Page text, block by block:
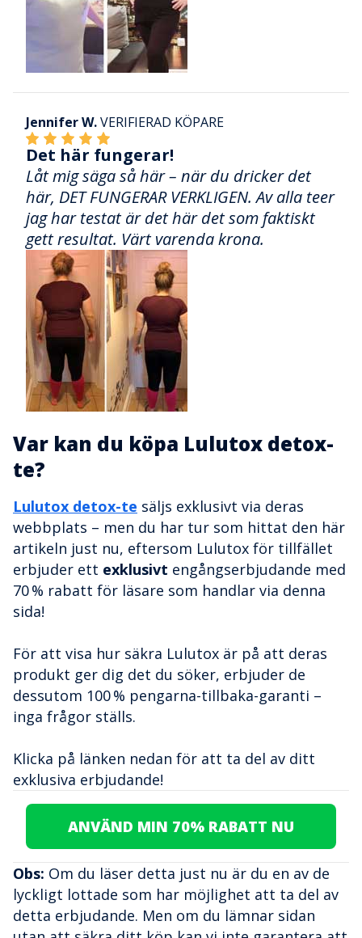
Jennifer W.VERIFIERAD KÖPARE
Det här fungerar!
Låt mig säga så här – när du dricker det
här, DET FUNGERAR VERKLIGEN. Av alla teer
jag har testat är det här det som faktiskt
gett resultat. Värt varenda krona.
Var kan du köpa Lulutox detox-
te?
Lulutox detox-te säljs exklusivt via deras
webbplats – men du har tur som hittat den här
artikeln just nu, eftersom Lulutox för tillfället
erbjuder ett exklusivt engångserbjudande med
70 % rabatt för läsare som handlar via denna
sida!
För att visa hur säkra Lulutox är på att deras
produkt ger dig det du söker, erbjuder de
dessutom 100 % pengarna-tillbaka-garanti –
inga frågor ställs.
Klicka på länken nedan för att ta del av ditt
exklusiva erbjudande!
ANVÄND MIN 70% RABATT NU
Obs: Om du läser detta just nu är du en av de
lyckligt lottade som har möjlighet att ta del av
detta erbjudande. Men om du lämnar sidan